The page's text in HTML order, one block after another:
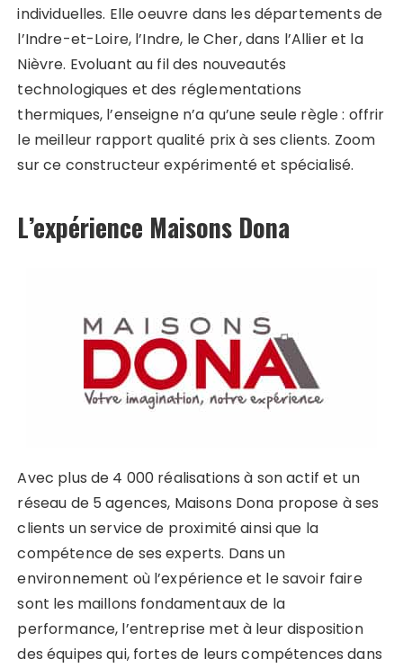
individuelles. Elle oeuvre dans les départements de
l’Indre-et-Loire, l’Indre, le Cher, dans l’Allier et la
Nièvre. Evoluant au fil des nouveautés
technologiques et des réglementations
thermiques, l’enseigne n’a qu’une seule règle : offrir
le meilleur rapport qualité prix à ses clients. Zoom
sur ce constructeur expérimenté et spécialisé.
L’expérience Maisons Dona
Avec plus de 4 000 réalisations à son actif et un
réseau de 5 agences, Maisons Dona propose à ses
clients un service de proximité ainsi que la
compétence de ses experts. Dans un
environnement où l’expérience et le savoir faire
sont les maillons fondamentaux de la
performance, l’entreprise met à leur disposition
des équipes qui, fortes de leurs compétences dans